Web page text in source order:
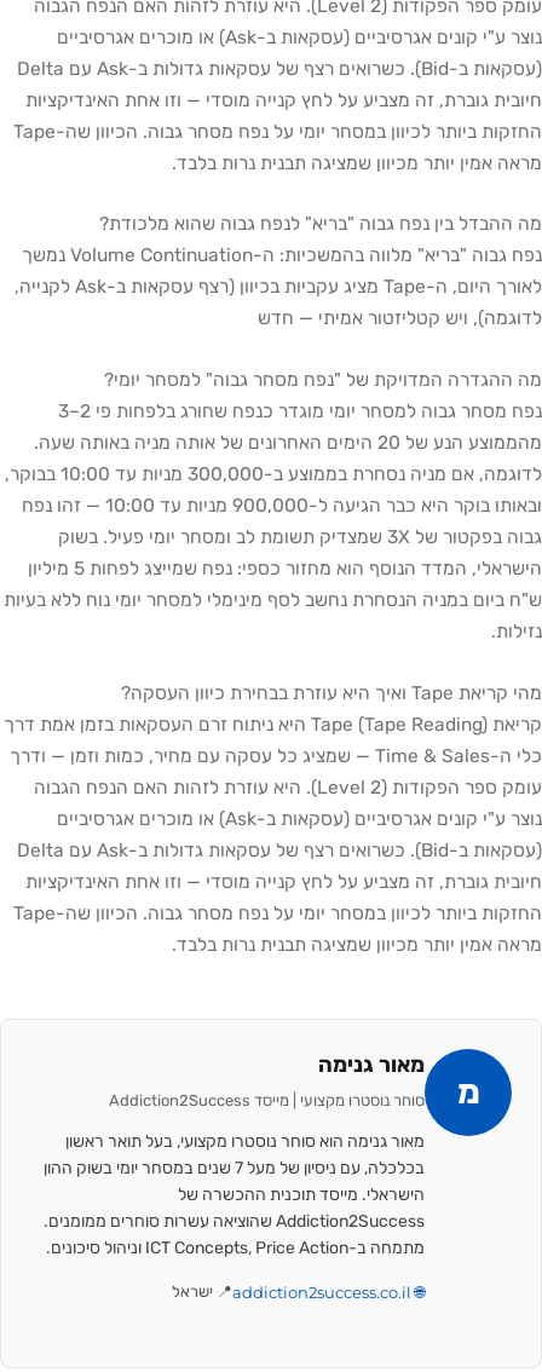
עומק ספר הפקודות (Level 2). היא עוזרת לזהות האם הנפח הגבוה
נוצר ע"י קונים אגרסיביים (עסקאות ב-Ask) או מוכרים אגרסיביים
(עסקאות ב-Bid). כשרואים רצף של עסקאות גדולות ב-Ask עם Delta
חיובית גוברת, זה מצביע על לחץ קנייה מוסדי — וזו אחת האינדיקציות
החזקות ביותר לכיוון במסחר יומי על נפח מסחר גבוה. הכיוון שה-Tape
מראה אמין יותר מכיוון שמציגה תבנית נרות בלבד.
מה ההבדל בין נפח גבוה "בריא" לנפח גבוה שהוא מלכודת?
נפח גבוה "בריא" מלווה בהמשכיות: ה-Volume Continuation נמשך
לאורך היום, ה-Tape מציג עקביות בכיוון (רצף עסקאות ב-Ask לקנייה,
לדוגמה), ויש קטליזטור אמיתי — חדש
מה ההגדרה המדויקת של "נפח מסחר גבוה" למסחר יומי?
נפח מסחר גבוה למסחר יומי מוגדר כנפח שחורג בלפחות פי 2–3
מהממוצע הנע של 20 הימים האחרונים של אותה מניה באותה שעה.
לדוגמה, אם מניה נסחרת בממוצע ב-300,000 מניות עד 10:00 בבוקר,
ובאותו בוקר היא כבר הגיעה ל-900,000 מניות עד 10:00 — זהו נפח
גבוה בפקטור של 3X שמצדיק תשומת לב ומסחר יומי פעיל. בשוק
הישראלי, המדד הנוסף הוא מחזור כספי: נפח שמייצג לפחות 5 מיליון
ש"ח ביום במניה הנסחרת נחשב לסף מינימלי למסחר יומי נוח ללא בעיות
נזילות.
מהי קריאת Tape ואיך היא עוזרת בבחירת כיוון העסקה?
קריאת Tape (Tape Reading) היא ניתוח זרם העסקאות בזמן אמת דרך
כלי ה-Time & Sales — שמציג כל עסקה עם מחיר, כמות וזמן — ודרך
עומק ספר הפקודות (Level 2). היא עוזרת לזהות האם הנפח הגבוה
נוצר ע"י קונים אגרסיביים (עסקאות ב-Ask) או מוכרים אגרסיביים
(עסקאות ב-Bid). כשרואים רצף של עסקאות גדולות ב-Ask עם Delta
חיובית גוברת, זה מצביע על לחץ קנייה מוסדי — וזו אחת האינדיקציות
החזקות ביותר לכיוון במסחר יומי על נפח מסחר גבוה. הכיוון שה-Tape
מראה אמין יותר מכיוון שמציגה תבנית נרות בלבד.
מ
מאור גנימה
סוחר נוסטרו מקצועי | מייסד Addiction2Success
מאור גנימה הוא סוחר נוסטרו מקצועי, בעל תואר ראשון
בכלכלה, עם ניסיון של מעל 7 שנים במסחר יומי בשוק ההון
הישראלי. מייסד תוכנית ההכשרה של
Addiction2Success שהוציאה עשרות סוחרים ממומנים.
מתמחה ב-ICT Concepts, Price Action וניהול סיכונים.
🌐 addiction2success.co.il 📍 ישראל